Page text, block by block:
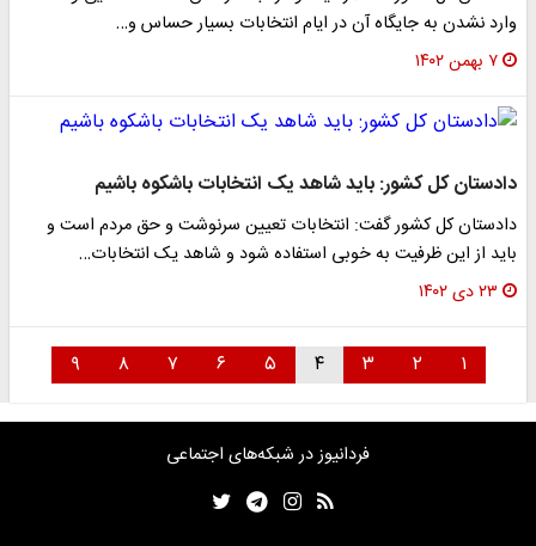
وارد نشدن به جایگاه آن در ایام انتخابات بسیار حساس و…
۷ بهمن ۱۴۰۲
دادستان کل کشور: باید شاهد یک انتخابات باشکوه باشیم
دادستان کل کشور گفت: انتخابات تعیین سرنوشت و حق مردم است و
باید از این ظرفیت به خوبی استفاده شود و شاهد یک انتخابات…
۲۳ دی ۱۴۰۲
۱ ۲ ۳ ۴ ۵ ۶ ۷ ۸ ۹
فردانیوز در شبکه‌های اجتماعی